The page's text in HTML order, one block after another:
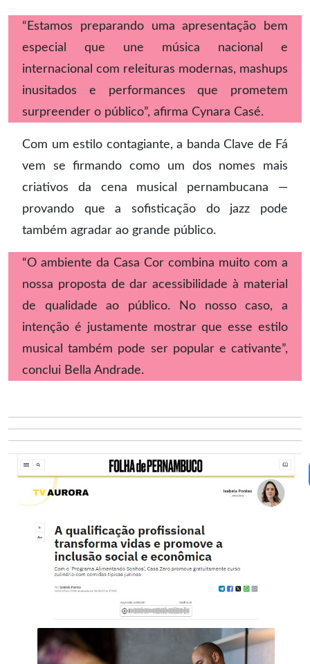
“Estamos preparando uma apresentação bem
especial que une música nacional e
internacional com releituras modernas, mashups
inusitados e performances que prometem
surpreender o público”, afirma Cynara Casé.
Com um estilo contagiante, a banda Clave de Fá
vem se firmando como um dos nomes mais
criativos da cena musical pernambucana —
provando que a sofisticação do jazz pode
também agradar ao grande público.
“O ambiente da Casa Cor combina muito com a
nossa proposta de dar acessibilidade à material
de qualidade ao público. No nosso caso, a
intenção é justamente mostrar que esse estilo
musical também pode ser popular e cativante”,
conclui Bella Andrade.